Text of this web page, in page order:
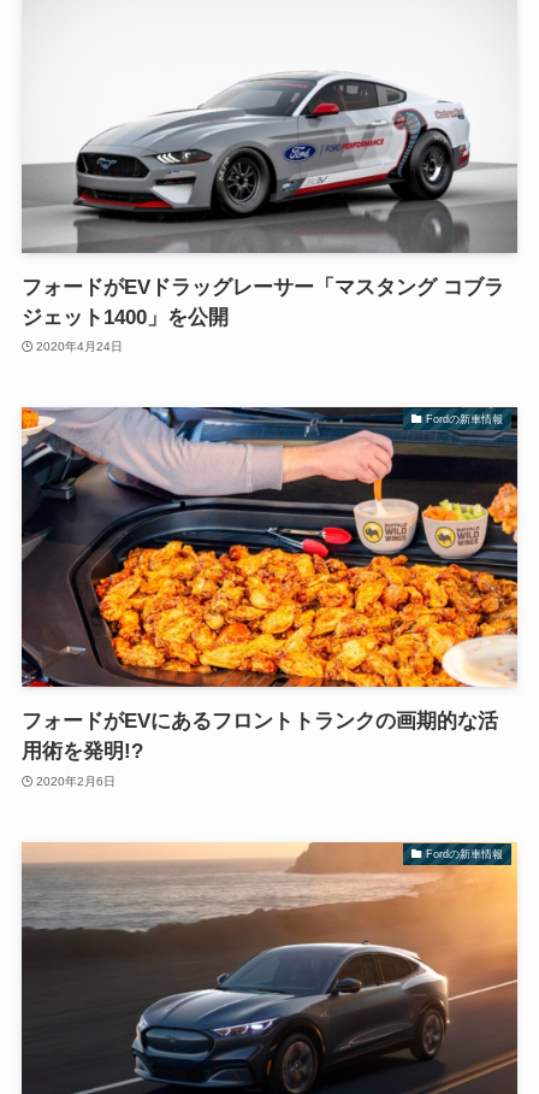
フォードがEVドラッグレーサー「マスタング コブラ
ジェット1400」を公開
2020年4月24日
Fordの新車情報
フォードがEVにあるフロントトランクの画期的な活
用術を発明!?
2020年2月6日
Fordの新車情報